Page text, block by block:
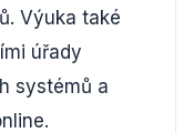
Výuka také
úřady
systémů a